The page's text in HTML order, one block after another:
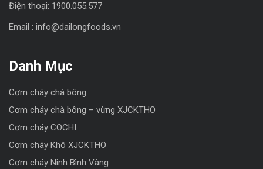
Điện thoại: 1900.055.577
Email : info@dailongfoods.vn
Danh Mục
Cơm cháy chà bông
Cơm cháy chà bông – vừng XJCKTHO
Cơm cháy COCHI
Cơm cháy Khô XJCKTHO
Cơm cháy Ninh Bình Vàng